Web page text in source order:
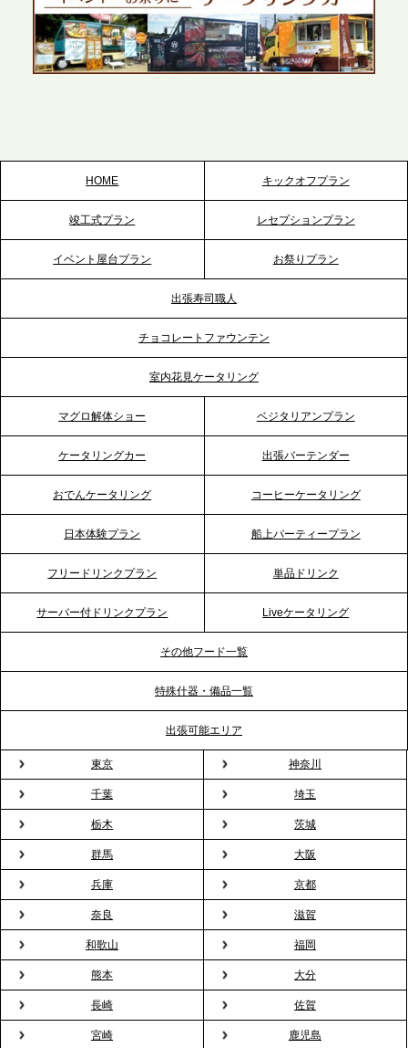
かしたスムーズな対応を展開
2026.5.22
2026.5.20
プレスリリースのご案内｜ケータリングのセカンド
2026.5.12
プレスリリースのご案内｜ケータリングのセカンド
プレスリリースのご案内｜「温かな食」が会話のス
イッチに。新入社員研修で《食体験としてのケータ
テーブル、横浜事務所を新設。神奈川エリアのサー
ビス提供体制を強化し、質の高い「場づくり」をサ
TBS「Nスタ」で、2ndTable「1DISH」の花見オー
ドブルが紹介されました
2026.3.23
プレスリリースのご案内｜入社式の“そのまま懇親
会”が企業で広がる。 新入社員の交流を支える『オフ
ィスケータリング』という新しい活用法
2026.3.20
NHK「ニュースウオッチ9」で、2ndTable「室内花
2026.3.16
プレスリリースのご案内｜2026年、春の親睦は「花
HOME キックオフプラン
竣工式プラン レセプションプラン
イベント屋台プラン お祭りプラン
出張寿司職人
チョコレートファウンテン
室内花見ケータリング
マグロ解体ショー ベジタリアンプラン
ケータリングカー 出張バーテンダー
おでんケータリング コーヒーケータリング
日本体験プラン 船上パーティープラン
フリードリンクプラン 単品ドリンク
サーバー付ドリンクプラン Liveケータリング
その他フード一覧
特殊什器・備品一覧
出張可能エリア
東京 神奈川
千葉 埼玉
栃木 茨城
群馬 大阪
兵庫 京都
奈良 滋賀
和歌山 福岡
熊本 大分
長崎 佐賀
宮崎 鹿児島